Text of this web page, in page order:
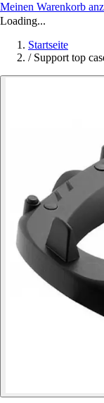
Meinen Warenkorb
Loading...
Startseite
/ Support top